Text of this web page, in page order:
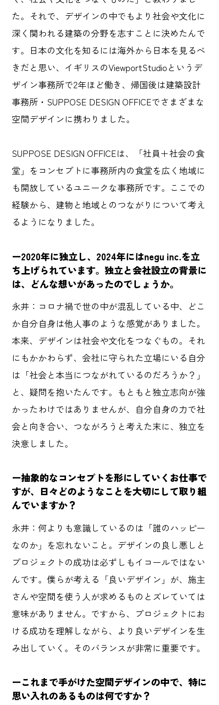
た。それで、デザインの中でもより社会や文化に
深く関われる建築の分野を志すことに決めたんで
す。日本の文化を知るには海外から日本を見るべ
きだと思い、イギリスのViewportStudioというデ
ザイン事務所で2年ほど働き、帰国後は建築設計
事務所・SUPPOSE DESIGN OFFICEでさまざまな
空間デザインに携わりました。
SUPPOSE DESIGN OFFICEは、「社員＋社会の食
堂」をコンセプトに事務所内の食堂を広く地域に
も開放しているユニークな事務所です。ここでの
経験から、建物と地域とのつながりについて考え
るようになりました。
ー2020年に独立し、2024年にはnegu inc.を立
ち上げられています。独立と会社設立の背景に
は、どんな想いがあったのでしょうか。
永井： コロナ禍で世の中が混乱している中、どこ
か自分自身は他人事のような感覚がありました。
本来、デザインは社会や文化をつなぐもの。それ
にもかかわらず、会社に守られた立場にいる自分
は「社会と本当につながれているのだろうか？」
と、疑問を抱いたんです。もともと独立志向が強
かったわけではありませんが、自分自身の力で社
会と向き合い、つながろうと考えた末に、独立を
決意しました。
ー抽象的なコンセプトを形にしていくお仕事で
すが、日々どのようなことを大切にして取り組
んでいますか？
永井： 何よりも意識しているのは「誰のハッピー
なのか」を忘れないこと。デザインの良し悪しと
プロジェクトの成功は必ずしもイコールではない
んです。僕らが考える「良いデザイン」が、施主
さんや空間を使う人が求めるものとズレていては
意味がありません。ですから、プロジェクトにお
ける成功を理解しながら、より良いデザインを生
み出していく。そのバランスが非常に重要です。
ーこれまで手がけた空間デザインの中で、特に
思い入れのあるものは何ですか？